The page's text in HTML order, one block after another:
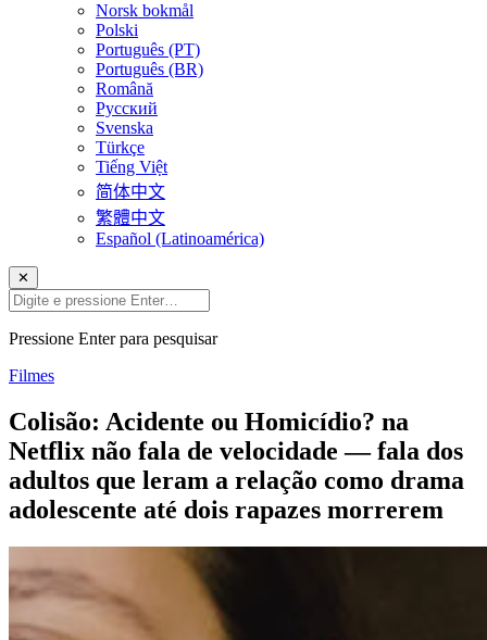
Norsk bokmål
Polski
Português (PT)
Português (BR)
Română
Русский
Svenska
Türkçe
Tiếng Việt
简体中文
繁體中文
Español (Latinoamérica)
✕
Pressione Enter para pesquisar
Filmes
Colisão: Acidente ou Homicídio? na
Netflix não fala de velocidade — fala dos
adultos que leram a relação como drama
adolescente até dois rapazes morrerem